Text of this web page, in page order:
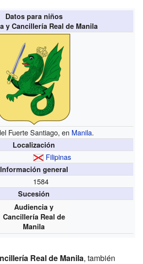
Datos para niños
y Cancillería Real de Manila
Fuerte Santiago, en Manila.
Localización
Filipinas
Información general
1584
Sucesión
Audiencia y
Cancillería Real de
Manila
Real de Manila, también